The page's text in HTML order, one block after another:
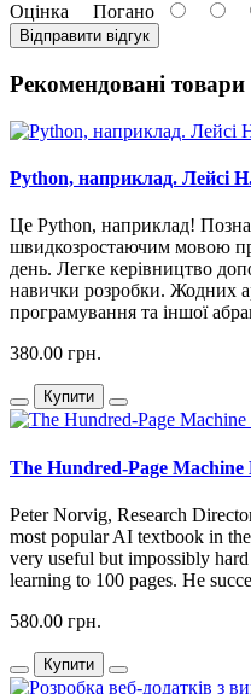
Оцінка Погано
Відправити відгук
Рекомендовані товари
Python, наприклад. Лейсі
Це Python, наприклад!
швидкозростаючим мовою
день. Легке керівництво
навички розробки. Жодних
програмування та іншої
380.00 грн.
Купити
The Hundred-Page
Peter Norvig, Research
most popular AI textbook in
very useful but impossibly
learning to 100 pages. He
580.00 грн.
Купити